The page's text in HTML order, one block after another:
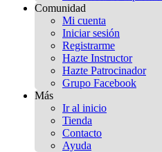
Comunidad
Mi cuenta
Iniciar sesión
Registrarme
Hazte Instructor
Hazte Patrocinador
Grupo Facebook
Más
Ir al inicio
Tienda
Contacto
Ayuda